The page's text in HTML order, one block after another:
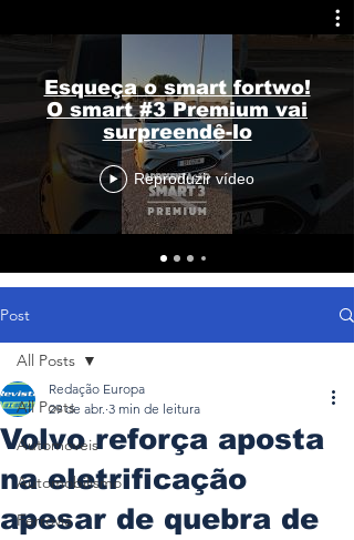
Esqueça o smart fortwo!
O smart #3 Premium vai
surpreendê-lo
Reproduzir vídeo
Post
All Posts
Automóveis
Automobilismo
Ferrovia
All Posts
Volvo reforça aposta
na eletrificação
apesar de quebra de
Redação Europa
29 de abr. 3 min de leitura